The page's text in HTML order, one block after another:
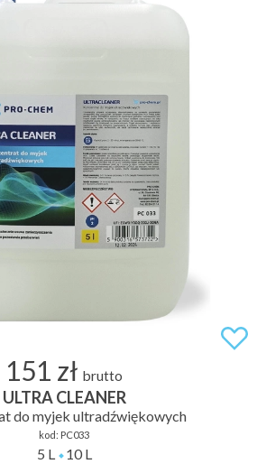
151 zł brutto
ULTRA CLEANER
do myjek ultradźwiękowych
kod: PC033
5 L 10 L